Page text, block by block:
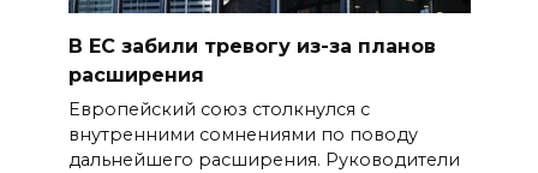
В ЕС забили тревогу из-за планов
расширения
Европейский союз столкнулся с
внутренними сомнениями по поводу
дальнейшего расширения. Руководители